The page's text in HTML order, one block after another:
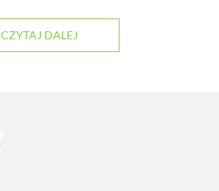
CZYTAJ DALEJ
KRAJOBRAZ